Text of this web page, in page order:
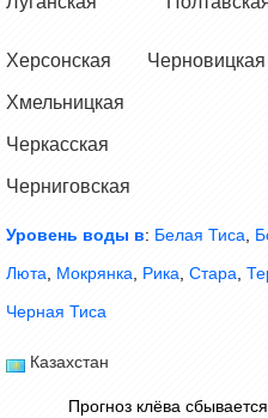
Херсонская
Хмельницкая
Черкасская
Черниговская
Черновицкая
Уровень воды в: Белая Тиса,
Люта, Мокрянка, Рика, Стара,
Черная Тиса
Казахстан
Прогноз клёва